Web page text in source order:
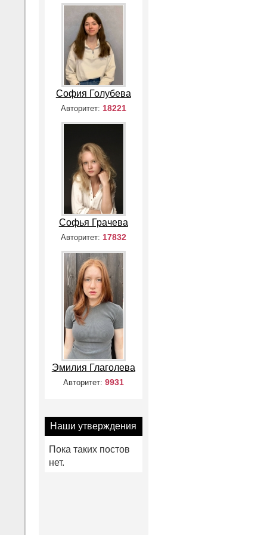
София Голубева
Авторитет: 18221
Софья Грачева
Авторитет: 17832
Эмилия Глаголева
Авторитет: 9931
Наши утверждения
Пока таких постов
нет.